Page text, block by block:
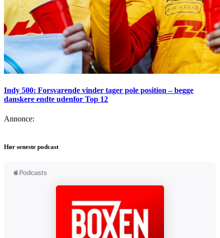
Indy 500: Forsvarende vinder tager pole position – begge
danskere endte udenfor Top 12
Annonce:
Hør seneste podcast